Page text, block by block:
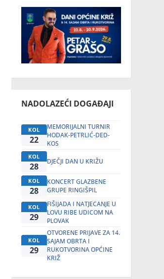
NADOLAZEĆI DOGAĐAJI
KOL
22
MEMORIJALNI TURNIR
HODAK-PETRLIĆ-DED-
KOS
KOL
28 DJEČJI DAN U KRIŽU
KOL
28
KONCERT GLAZBENE
GRUPE RINGIŠPIL
KOL
29
FIŠIJADA I NATJECANJE U
LOVU RIBE UDICOM NA
PLOVAK
KOL
29
OTVORENE PRIJAVE ZA 14.
SAJAM OBRTA I
RUKOTVORINA OPĆINE
KRIŽ